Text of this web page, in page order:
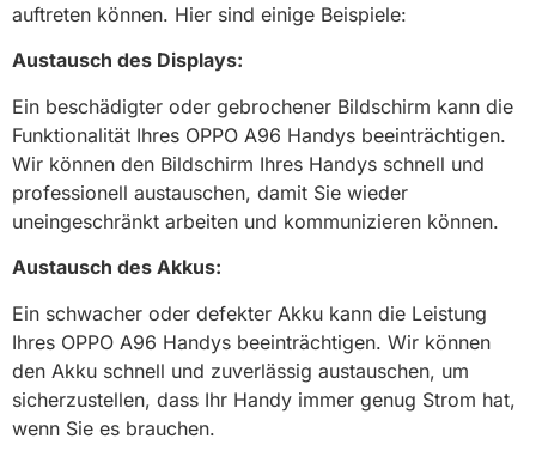
auftreten können. Hier sind einige Beispiele:
Austausch des Displays:
Ein beschädigter oder gebrochener Bildschirm kann die
Funktionalität Ihres OPPO A96 Handys beeinträchtigen.
Wir können den Bildschirm Ihres Handys schnell und
professionell austauschen, damit Sie wieder
uneingeschränkt arbeiten und kommunizieren können.
Austausch des Akkus:
Ein schwacher oder defekter Akku kann die Leistung
Ihres OPPO A96 Handys beeinträchtigen. Wir können
den Akku schnell und zuverlässig austauschen, um
sicherzustellen, dass Ihr Handy immer genug Strom hat,
wenn Sie es brauchen.